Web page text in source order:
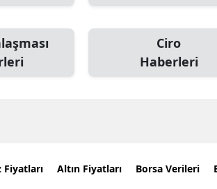
Ciro
Haberleri
Fiyatları Altın Fiyatları Borsa Verileri